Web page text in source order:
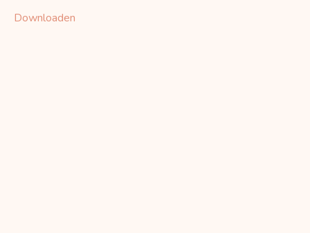
Downloaden